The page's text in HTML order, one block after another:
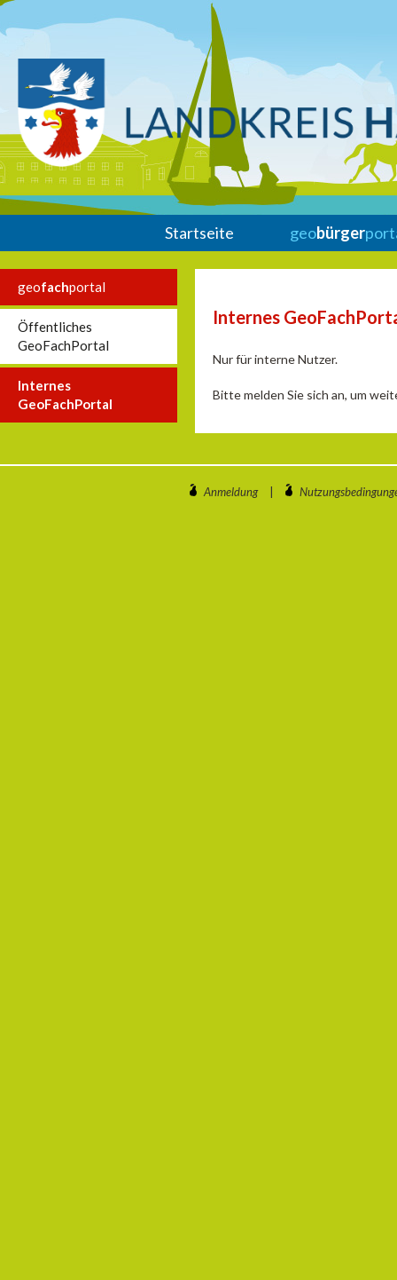
Startseite geobürger
geofachportal
Öffentliches
GeoFachPortal
Internes
GeoFachPortal
Internes
Nur für interne Nutzer.
Bitte melden Sie sich an, um
Anmeldung